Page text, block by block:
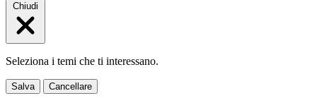
Chiudi
Seleziona i temi che ti interessano.
Salva Cancellare